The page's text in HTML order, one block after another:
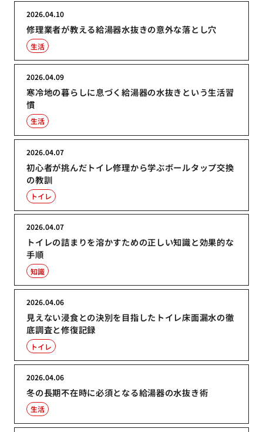
修理業者が教える給湯器水抜きの意外な落とし穴
2026.04.10
生活
寒冷地の暮らしに息づく給湯器の水抜きという生活習
慣
2026.04.09
生活
初心者が挑んだトイレ修理から学ぶボールタップ交換
の教訓
2026.04.07
トイレ
トイレの詰まりを溶かすための正しい知識と効果的な
手順
2026.04.07
知識
見えない浸食との決別を目指したトイレ床面漏水の徹
底調査と修復記録
2026.04.06
トイレ
冬の長期不在時に必須となる給湯器の水抜き術
2026.04.06
生活